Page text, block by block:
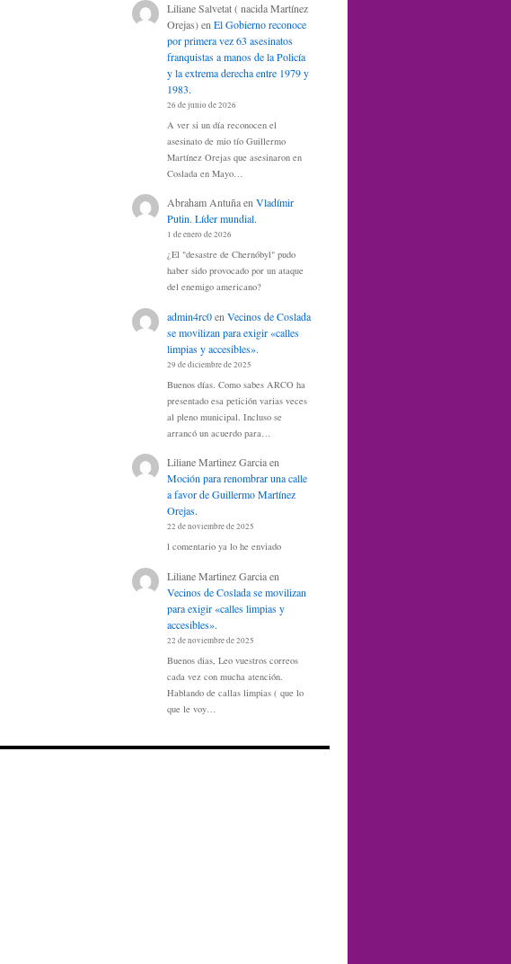
Liliane Salvetat ( nacida Martínez
Orejas)en El Gobierno reconoce
por primera vez 63 asesinatos
franquistas a manos de la Policía
y la extrema derecha entre 1979 y
1983.
26 de junio de 2026
A ver si un día reconocen el
asesinato de mio tío Guillermo
Martínez Orejas que asesinaron en
Coslada en Mayo…
Abraham AntuñaenVladímir
Putin. Líder mundial.
1 de enero de 2026
¿El "desastre de Chernóbyl" pudo
haber sido provocado por un ataque
del enemigo americano?
admin4rc0en Vecinos de Coslada
se movilizan para exigir «calles
limpias y accesibles».
29 de diciembre de 2025
Buenos días. Como sabes ARCO ha
presentado esa petición varias veces
al pleno municipal. Incluso se
arrancó un acuerdo para…
Liliane Martinez Garciaen
Moción para renombrar una calle
a favor de Guillermo Martínez
Orejas.
22 de noviembre de 2025
l comentario ya lo he enviado
Liliane Martinez Garciaen
Vecinos de Coslada se movilizan
para exigir «calles limpias y
accesibles».
22 de noviembre de 2025
Buenos dias, Leo vuestros correos
cada vez con mucha atención.
Hablando de callas limpias ( que lo
que le voy…